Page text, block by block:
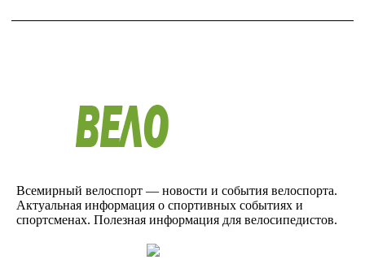
Всемирный велоспорт — новости и события велоспорта.
Актуальная информация о спортивных событиях и
спортсменах. Полезная информация для велосипедистов.